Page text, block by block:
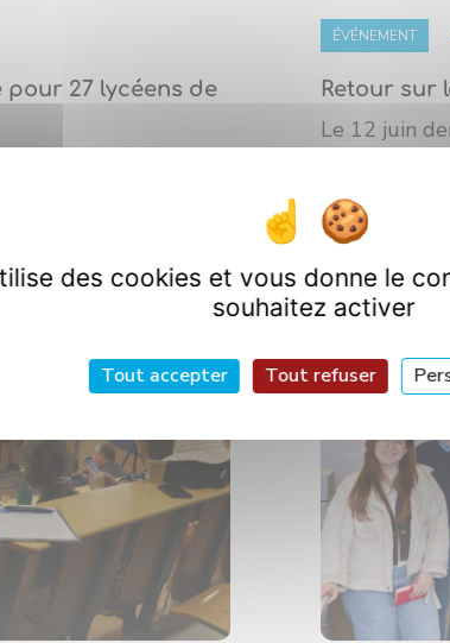
27 lycéens de
Carnot de
de Bourgogne
ÉVÉNEMENT
Retour sur
Le 12 juin
des cookies et vous donne le
souhaitez activer
Tout accepter Tout refuser